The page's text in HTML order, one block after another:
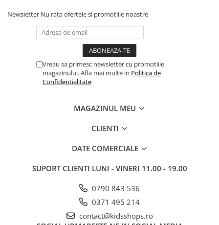
Newsletter Nu rata ofertele si promotiile noastre
Vreau sa primesc newsletter cu promotiile
magazinului. Afla mai multe in Politica de
Confidentialitate
MAGAZINUL MEU
CLIENTI
DATE COMERCIALE
SUPORT CLIENTI LUNI - VINERI 11.00 - 19.00
0790 843 536
0371 495 214
contact@kidsshops.ro